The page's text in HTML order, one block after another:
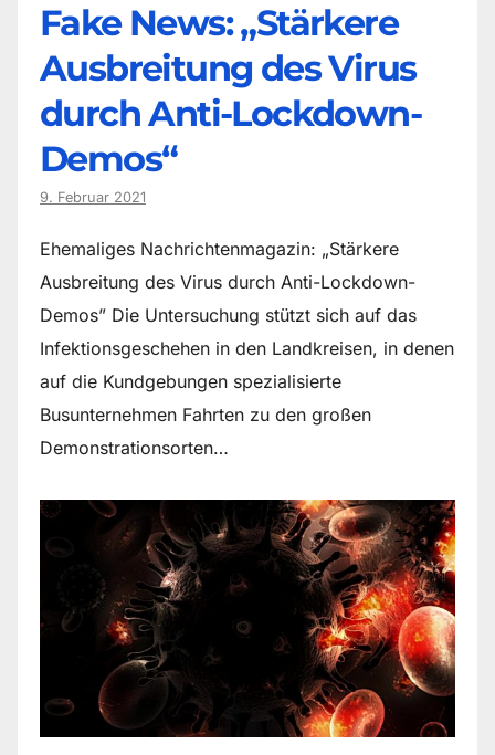
Fake News: „Stärkere
Ausbreitung des Virus
durch Anti-Lockdown-
Demos“
9. Februar 2021
Ehemaliges Nachrichtenmagazin: „Stärkere
Ausbreitung des Virus durch Anti-Lockdown-
Demos” Die Untersuchung stützt sich auf das
Infektionsgeschehen in den Landkreisen, in denen
auf die Kundgebungen spezialisierte
Busunternehmen Fahrten zu den großen
Demonstrationsorten…